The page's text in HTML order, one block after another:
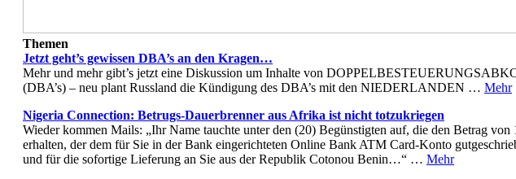
Themen
Jetzt geht’s gewissen DBA’s an den Kragen…
Mehr und mehr gibt’s jetzt eine Diskussion um Inhalte von
(DBA’s) – neu plant Russland die Kündigung des DBA’s mit den NIEDERLANDEN … Mehr
Nigeria Connection: Betrugs-Dauerbrenner aus Afrika ist nicht totzukriegen
Wieder kommen Mails: „Ihr Name tauchte unter den (20) Begünstigten auf, die den Betrag von
erhalten, der dem für Sie in der Bank eingerichteten Online Bank ATM Card-Konto
und für die sofortige Lieferung an Sie aus der Republik Cotonou Benin…“ … Mehr